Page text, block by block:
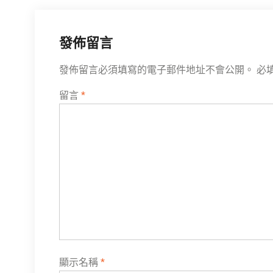
覽
發佈留言
發佈留言必須填寫的電子郵件地址不會公開。 必
留言 *
顯示名稱 *